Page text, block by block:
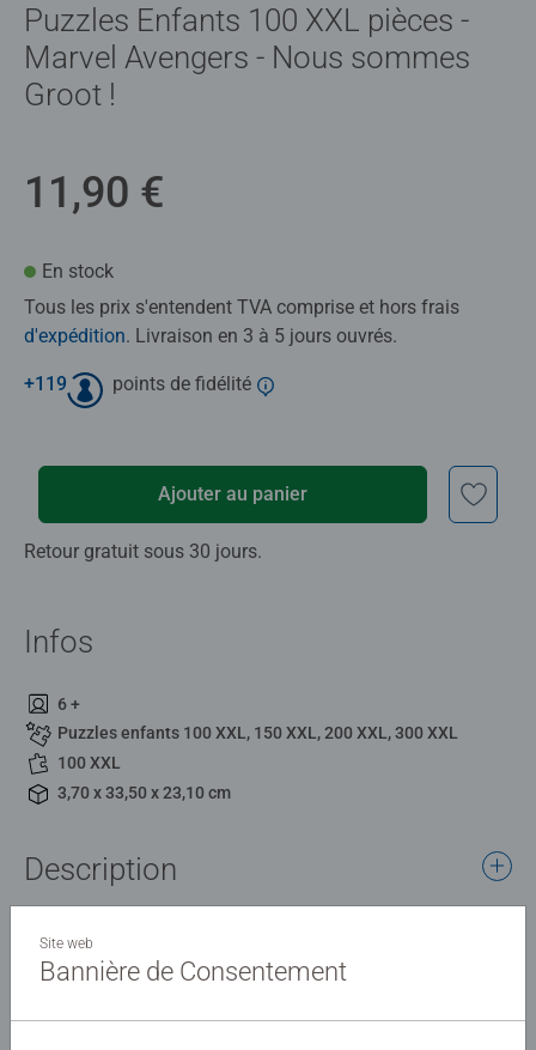
Puzzles Enfants 100 XXL pièces -
Marvel Avengers - Nous sommes
Groot !
11,90 €
En stock
Tous les prix s'entendent TVA comprise et hors frais
d'expédition. Livraison en 3 à 5 jours ouvrés.
+119 points de fidélité
Ajouter au panier
Retour gratuit sous 30 jours.
Infos
6 +
Puzzles enfants 100 XXL, 150 XXL, 200 XXL, 300 XXL
100 XXL
3,70 x 33,50 x 23,10 cm
Description
la taille des pièces sont conçus pour permettre aux
enfants dès 6 ans d'assembler leurs puzzles, dans
l'univers de leurs héros préférés !
Site web
Bannière de Consentement